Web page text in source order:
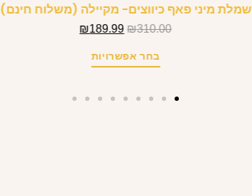
שמלת מיני פאף כיווצים- מקיילה (משלוח חינם)
₪310.00
₪189.99
בחר אפשרויות